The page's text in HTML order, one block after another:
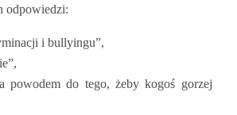
odpowiedzi:
i bullyingu”,
powodem do tego, żeby kogoś gorzej